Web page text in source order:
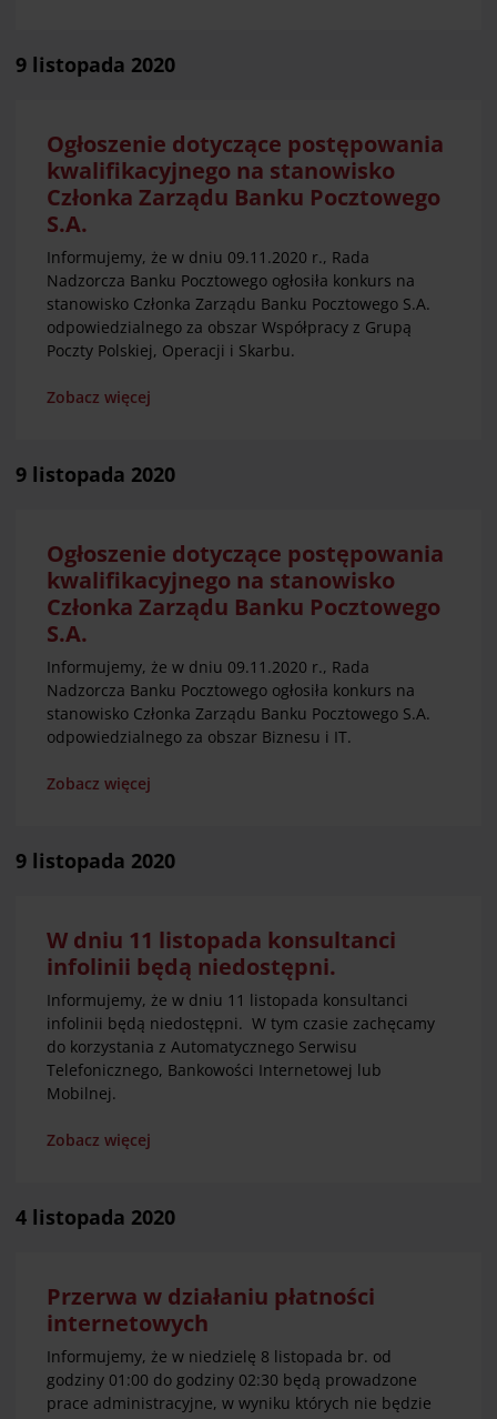
9 listopada 2020
Ogłoszenie dotyczące postępowania
kwalifikacyjnego na stanowisko
Członka Zarządu Banku Pocztowego
S.A.
Informujemy, że w dniu 09.11.2020 r., Rada
Nadzorcza Banku Pocztowego ogłosiła konkurs na
stanowisko Członka Zarządu Banku Pocztowego S.A.
odpowiedzialnego za obszar Współpracy z Grupą
Poczty Polskiej, Operacji i Skarbu.
Zobacz więcej
9 listopada 2020
Ogłoszenie dotyczące postępowania
kwalifikacyjnego na stanowisko
Członka Zarządu Banku Pocztowego
S.A.
Informujemy, że w dniu 09.11.2020 r., Rada
Nadzorcza Banku Pocztowego ogłosiła konkurs na
stanowisko Członka Zarządu Banku Pocztowego S.A.
odpowiedzialnego za obszar Biznesu i IT.
Zobacz więcej
9 listopada 2020
W dniu 11 listopada konsultanci
infolinii będą niedostępni.
Informujemy, że w dniu 11 listopada konsultanci
infolinii będą niedostępni. W tym czasie zachęcamy
do korzystania z Automatycznego Serwisu
Telefonicznego, Bankowości Internetowej lub
Mobilnej.
Zobacz więcej
4 listopada 2020
Przerwa w działaniu płatności
internetowych
Informujemy, że w niedzielę 8 listopada br. od
godziny 01:00 do godziny 02:30 będą prowadzone
prace administracyjne, w wyniku których nie będzie